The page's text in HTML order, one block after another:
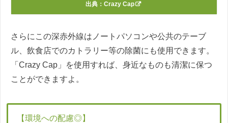
出典： Crazy Cap
さらにこの深赤外線はノートパソコンや公共のテーブ
ル、飲食店でのカトラリー等の除菌にも使用できます。
「Crazy Cap」を使用すれば、身近なものも清潔に保つ
ことができますよ。
【環境への配慮◎】